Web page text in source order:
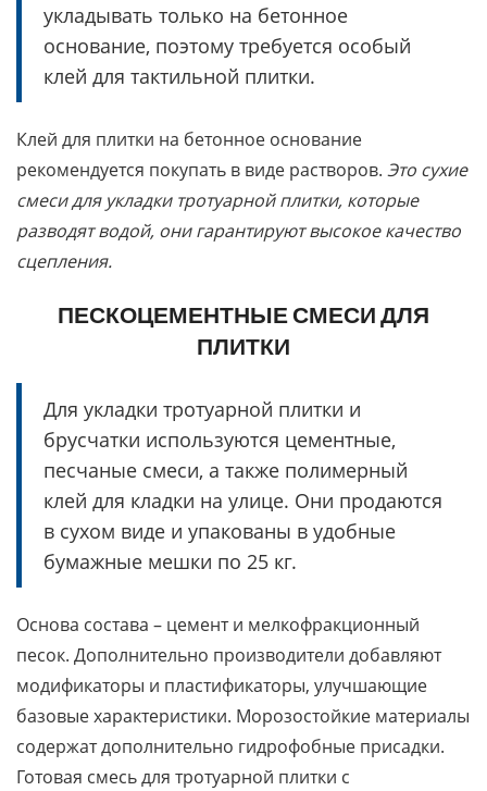
укладывать только на бетонное
основание, поэтому требуется особый
клей для тактильной плитки.
Клей для плитки на бетонное основание
рекомендуется покупать в виде растворов. Это сухие
смеси для укладки тротуарной плитки, которые
разводят водой, они гарантируют высокое качество
сцепления.
ПЕСКОЦЕМЕНТНЫЕ СМЕСИ ДЛЯ
ПЛИТКИ
Для укладки тротуарной плитки и
брусчатки используются цементные,
песчаные смеси, а также полимерный
клей для кладки на улице. Они продаются
в сухом виде и упакованы в удобные
бумажные мешки по 25 кг.
Основа состава – цемент и мелкофракционный
песок. Дополнительно производители добавляют
модификаторы и пластификаторы, улучшающие
базовые характеристики. Морозостойкие материалы
содержат дополнительно гидрофобные присадки.
Готовая смесь для тротуарной плитки с